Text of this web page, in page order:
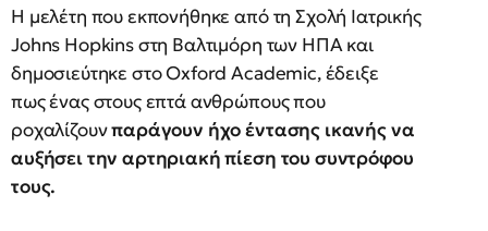
Η μελέτη που εκπονήθηκε από τη Σχολή Ιατρικής
Johns Hopkins στη Βαλτιμόρη των ΗΠΑ και
δημοσιεύτηκε στο Oxford Academic, έδειξε
πως ένας στους επτά ανθρώπους που
ροχαλίζουνπαράγουν ήχο έντασης ικανής να
αυξήσει την αρτηριακή πίεση του συντρόφου
τους.